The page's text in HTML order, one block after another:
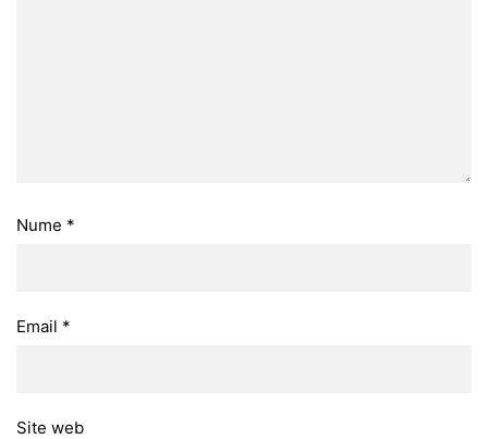
Nume *
Email *
Site web